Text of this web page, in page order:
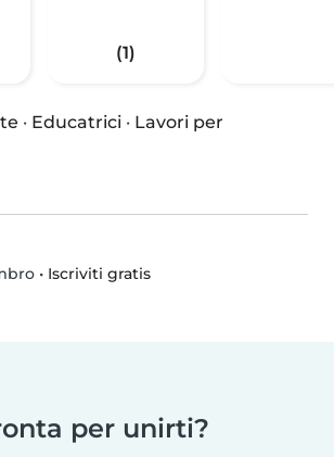
(1)
· Educatrici · Lavori per
• Iscriviti gratis
per unirti?